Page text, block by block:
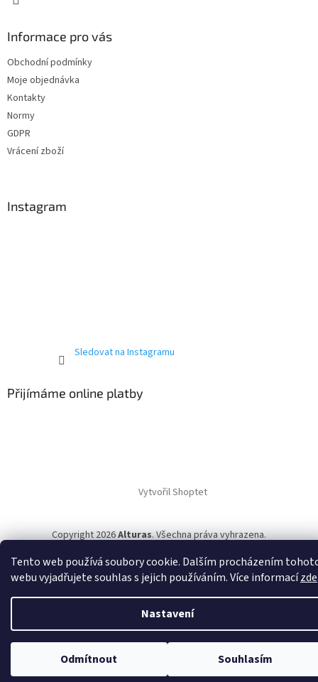
Tento web používá soubory cookie. Dalším procházením
webu vyjadřujete souhlas s jejich používáním. Více informacízde
Nastavení
Odmítnout Souhlasím
Informace pro vás
Obchodní podmínky
Moje objednávka
Kontakty
Normy
GDPR
Vrácení zboží
Instagram
Sledovat na Instagramu
Přijímáme online platby
Vytvořil Shoptet
Copyright 2026Alturas. Všechna práva vyhrazena.